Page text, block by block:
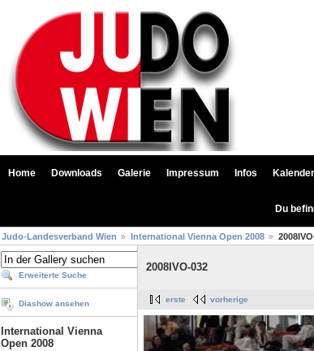
Home Downloads Galerie Impressum Infos Kalender
Du
Judo-Landesverband Wien International Vienna Open 2008
Erweiterte Suche
Diashow ansehen
International Vienna
Open 2008
2008IVO-032
erste vorherige